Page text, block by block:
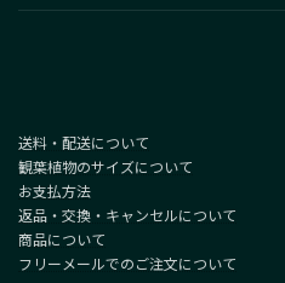
送料・配送について
観葉植物のサイズについて
お支払方法
返品・交換・キャンセルについて
商品について
フリーメールでのご注文について